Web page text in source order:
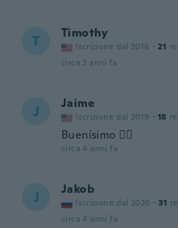
T Timothy
Iscrizione dal 2016 · 21
circa 2 anni fa
J Jaime
Iscrizione dal 2019 · 18
Buenísimo 👍🏼
circa 4 anni fa
J Jakob
Iscrizione dal 2020 · 31
circa 4 anni fa